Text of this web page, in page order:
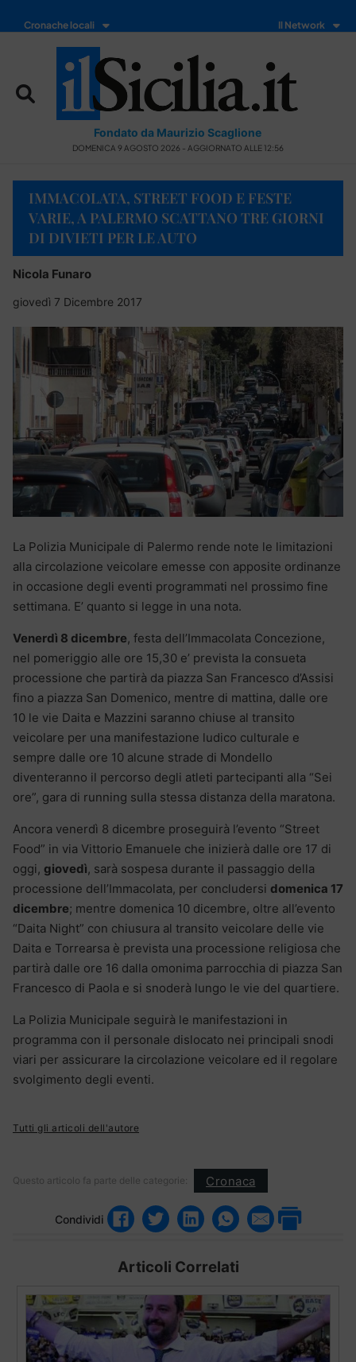
Cronache locali Il Network
Fondato da Maurizio Scaglione
DOMENICA 9 AGOSTO 2026 - AGGIORNATO ALLE 12:56
IMMACOLATA, STREET FOOD E FESTE
VARIE, A PALERMO SCATTANO TRE GIORNI
DI DIVIETI PER LE AUTO
Nicola Funaro
giovedì 7 Dicembre 2017
La Polizia Municipale di Palermo rende note le limitazioni
alla circolazione veicolare emesse con apposite ordinanze
in occasione degli eventi programmati nel prossimo fine
settimana. E’ quanto si legge in una nota.
Venerdì 8 dicembre, festa dell’Immacolata Concezione,
nel pomeriggio alle ore 15,30 e’ prevista la consueta
processione che partirà da piazza San Francesco d’Assisi
fino a piazza San Domenico, mentre di mattina, dalle ore
10 le vie Daita e Mazzini saranno chiuse al transito
veicolare per una manifestazione ludico culturale e
sempre dalle ore 10 alcune strade di Mondello
diventeranno il percorso degli atleti partecipanti alla “Sei
ore”, gara di running sulla stessa distanza della maratona.
Ancora venerdì 8 dicembre proseguirà l’evento “Street
Food” in via Vittorio Emanuele che inizierà dalle ore 17 di
oggi, giovedì, sarà sospesa durante il passaggio della
processione dell’Immacolata, per concludersi domenica 17
dicembre; mentre domenica 10 dicembre, oltre all’evento
“Daita Night” con chiusura al transito veicolare delle vie
Daita e Torrearsa è prevista una processione religiosa che
partirà dalle ore 16 dalla omonima parrocchia di piazza San
Francesco di Paola e si snoderà lungo le vie del quartiere.
La Polizia Municipale seguirà le manifestazioni in
programma con il personale dislocato nei principali snodi
viari per assicurare la circolazione veicolare ed il regolare
svolgimento degli eventi.
Tutti gli articoli dell'autore
Questo articolo fa parte delle categorie: Cronaca
Condividi
Articoli Correlati